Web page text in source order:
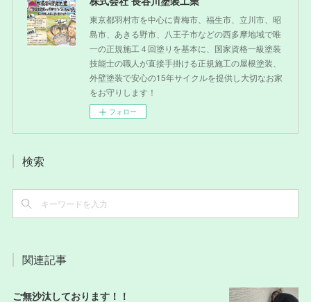
東京都羽村市を中心に青梅市、福生市、立川市、昭
島市、あきる野市、八王子市などの西多摩地域で唯
一の正規施工４回塗りを基本に、国家資格一級塗装
技能士の職人が直接手掛ける正規施工の屋根塗装、
外壁塗装で安心の15年サイクルを提供し大切なお家
をお守りします！
フォロー
検索
関連記事
ご無沙汰しております！！